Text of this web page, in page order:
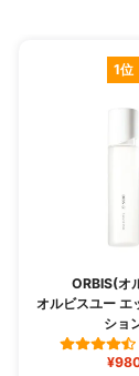
1位
ORBIS(オ
オルビスユー エ
ショ